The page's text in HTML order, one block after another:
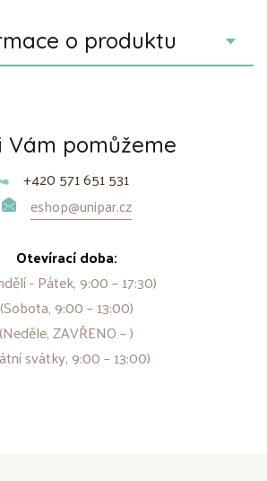
o produktu
Vám pomůžeme
+420 571 651 531
eshop@unipar.cz
Otevírací doba:
- Pátek, 9:00 – 17:30)
(Sobota, 9:00 – 13:00)
(Neděle, ZAVŘENO – )
svátky, 9:00 – 13:00)